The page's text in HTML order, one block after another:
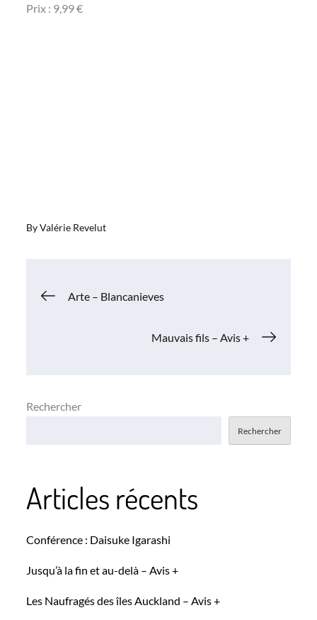
Prix : 9,99 €
ByValérie Revelut
Navigation
Arte – Blancanieves
Mauvais fils – Avis +
Rechercher
Rechercher
Articles récents
Conférence : Daisuke Igarashi
Jusqu’à la fin et au-delà – Avis +
Les Naufragés des îles Auckland – Avis +